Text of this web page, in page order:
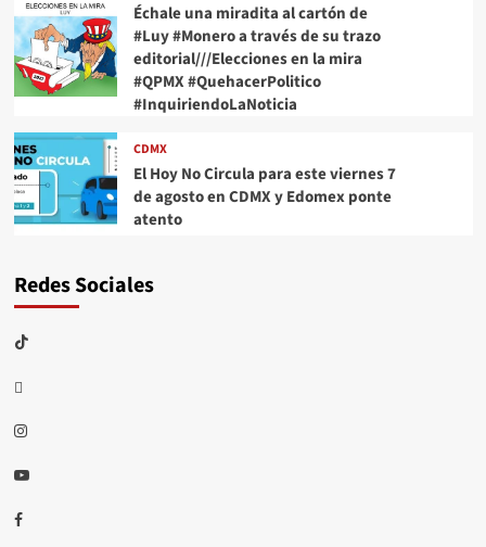
Échale una miradita al cartón de
#Luy #Monero a través de su trazo
editorial///Elecciones en la mira
#QPMX #QuehacerPolitico
#InquiriendoLaNoticia
CDMX
El Hoy No Circula para este viernes 7
de agosto en CDMX y Edomex ponte
atento
Redes Sociales
TikTok
threads
Instagram
Youtube
Facebook